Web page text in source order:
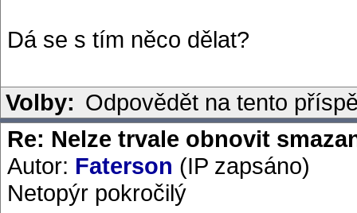
Dá se s tím něco dělat?
Volby: Odpovědět na tento
Re: Nelze trvale obnovit
Autor: Faterson (IP zapsáno)
Netopýr pokročilý